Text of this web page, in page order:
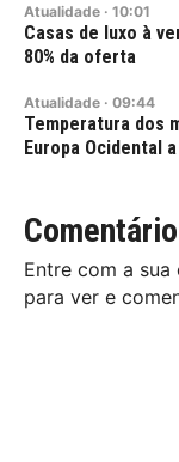
Atualidade · 10:01
Casas de luxo à
80% da oferta
Atualidade · 09:44
Temperatura dos
Europa Ocidental
Entre com a sua
para ver e